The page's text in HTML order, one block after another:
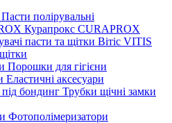
Пасти полірувальні
Курапрокс CURAPROX
Вітіс VITIS
Порошки для гігієни
Еластичні аксесуари
Трубки щічні замки
Фотополімеризатори